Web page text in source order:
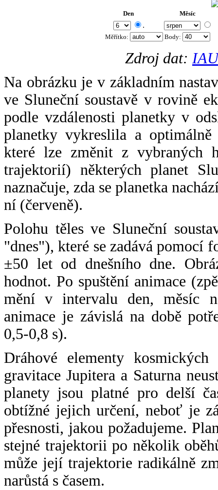
Den Měsíc
.
Měřítko: Body:
Zdroj dat:
Na obrázku je v základním
ve Sluneční soustavě v rovině
podle vzdálenosti planetky v
planetky vykreslila a
které lze změnit z vybraných
trajektorií) některých planet
naznačuje, zda se planetka
ní (červeně).
Polohu těles ve Sluneční
"dnes"), které se zadává pomocí
±50 let od dnešního dne.
hodnot. Po spuštění animace
mění v intervalu den, měsíc
animace je závislá na době
0,5-0,8 s).
Dráhové elementy
gravitace Jupitera a Saturna
planety jsou platné pro delší
obtížné jejich určení, neboť je
přesnosti, jakou požadujeme.
stejné trajektorii po několik
může její trajektorie radikálně
narůstá s časem.